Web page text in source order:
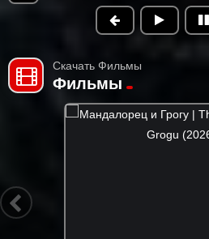
Скачать Фильмы
Фильмы